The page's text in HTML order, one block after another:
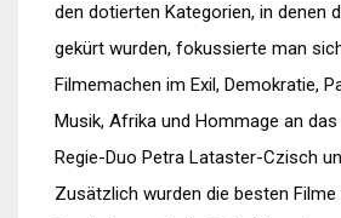
den dotierten Kategorien, in denen
gekürt wurden, fokussierte man
Filmemachen im Exil, Demokratie,
Musik, Afrika und Hommage an
Regie-Duo Petra Lataster-Czisch
Zusätzlich wurden die besten Filme